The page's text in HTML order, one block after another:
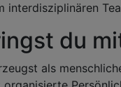
interdisziplinären
du
als